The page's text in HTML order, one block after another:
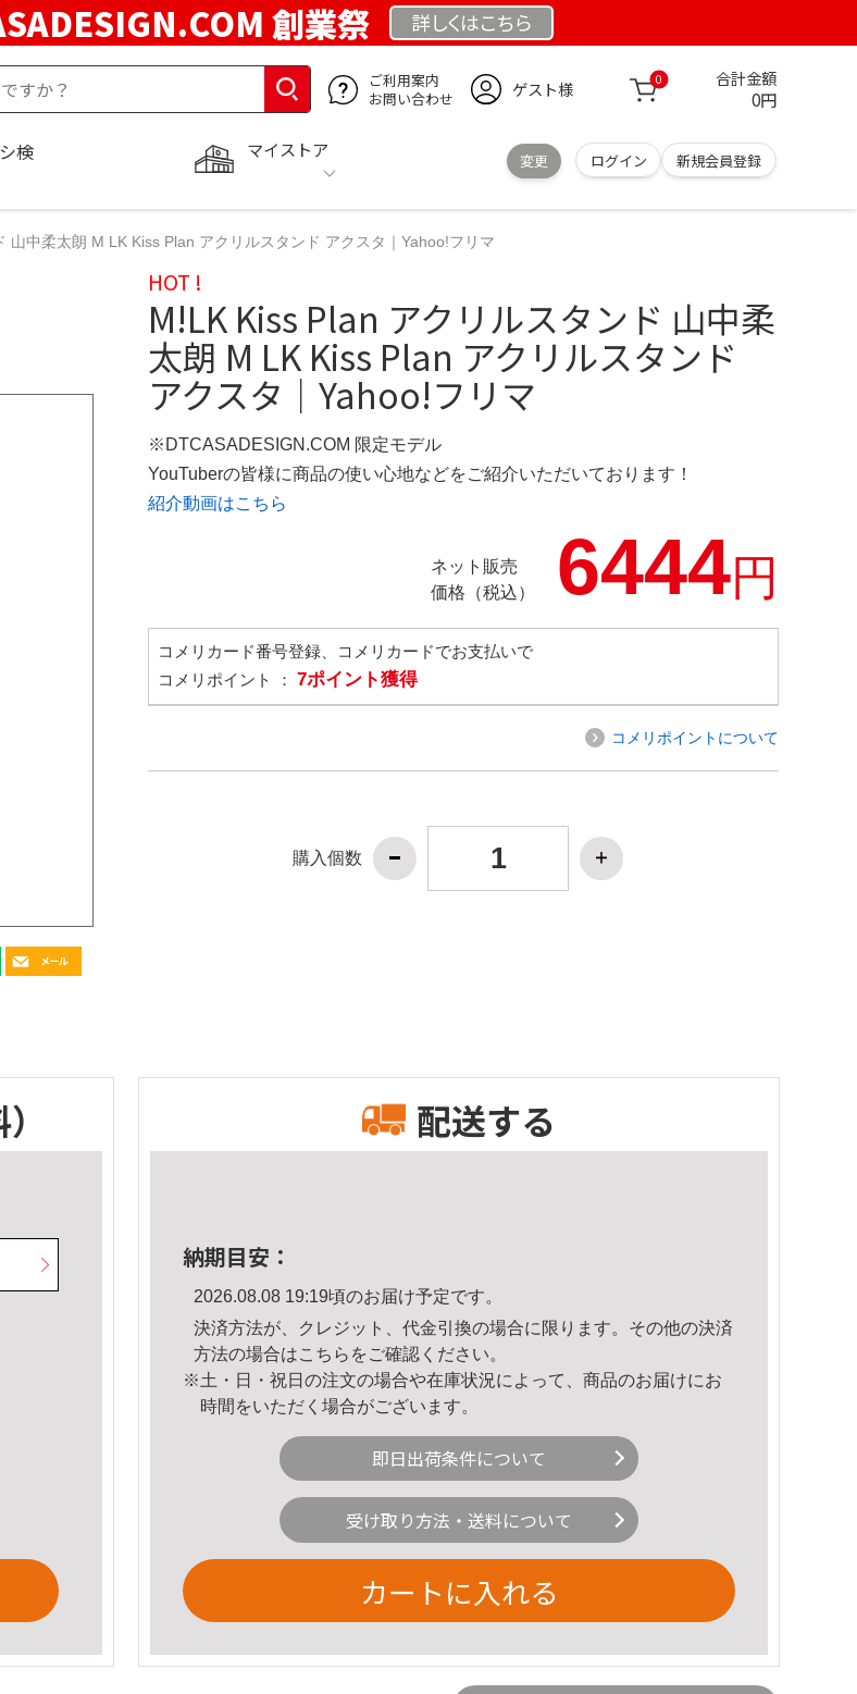
創業祭 詳しくはこちら
ご利用案内
お問い合わせ
ゲスト様 0 合計金額
0円
マイストア
変更 ログイン 新規会員登録
検
山中柔太朗 M LK Kiss Plan アクリルスタンド アクスタ｜Yahoo!フリマ
HOT !
M!LK Kiss Plan アクリルスタンド 山中柔
太朗 M LK Kiss Plan アクリルスタンド
アクスタ｜Yahoo!フリマ
※DTCASADESIGN.COM 限定モデル
YouTuberの皆様に商品の使い心地などをご紹介いただいております！
紹介動画はこちら
ネット販売
価格（税込）
6444円
コメリカード番号登録、コメリカードでお支払いで
コメリポイント ： 7ポイント獲得
コメリポイントについて
購入個数
配送する
納期目安：
2026.08.08 19:19頃のお届け予定です。
決済方法が、クレジット、代金引換の場合に限ります。その他の決済
方法の場合はこちら をご確認ください。
※土・日・祝日の注文の場合や在庫状況によって、商品のお届けにお
時間をいただく場合がございます。
即日出荷条件について
受け取り方法・送料について
カートに入れる